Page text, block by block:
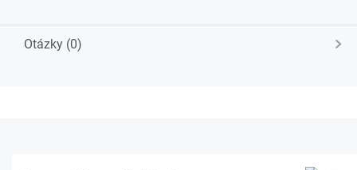
Otázky (0)